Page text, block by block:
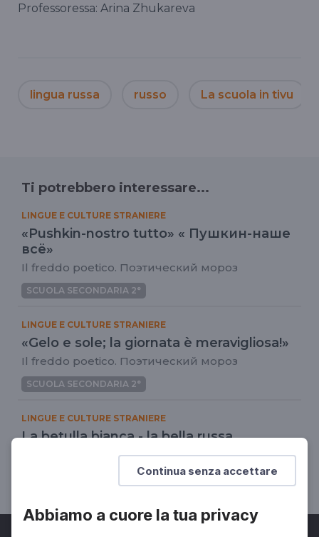
Continua senza accettare
Abbiamo a cuore la tua privacy
Professoressa: Arina Zhukareva
lingua russa russo La scuola in tivu
Ti potrebbero interessare...
LINGUE E CULTURE STRANIERE
«Pushkin-nostro tutto» « Пушкин-наше
всё»
Il freddo poetico. Поэтический мороз
SCUOLA SECONDARIA 2°
LINGUE E CULTURE STRANIERE
«Gelo e sole; la giornata è meravigliosa!»
Il freddo poetico. Поэтический мороз
SCUOLA SECONDARIA 2°
LINGUE E CULTURE STRANIERE
La betulla bianca - la bella russa
Il freddo poetico. Поэтический мороз
SCUOLA SECONDARIA 2°